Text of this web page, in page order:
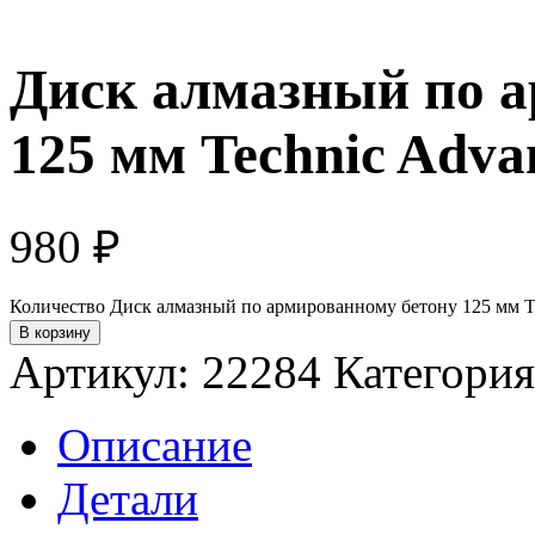
Диск алмазный по
125 мм Technic
980 ₽
Количество Диск алмазный по армированному бетону 125 мм
В корзину
Артикул: 22284
Описание
Детали